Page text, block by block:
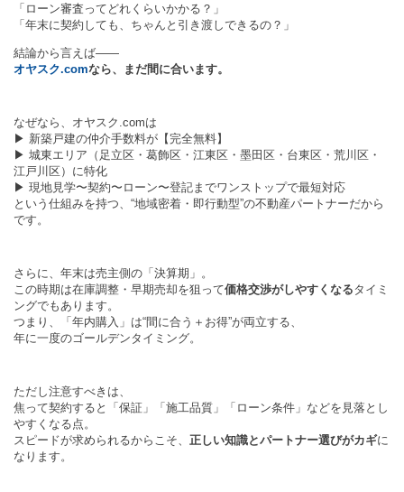
「ローン審査ってどれくらいかかる？」
「年末に契約しても、ちゃんと引き渡しできるの？」
結論から言えば——
オヤスク.comなら、まだ間に合います。
なぜなら、オヤスク.comは
▶ 新築戸建の仲介手数料が【完全無料】
▶ 城東エリア（足立区・葛飾区・江東区・墨田区・台東区・荒川区・
江戸川区）に特化
▶ 現地見学〜契約〜ローン〜登記までワンストップで最短対応
という仕組みを持つ、“地域密着・即行動型”の不動産パートナーだから
です。
さらに、年末は売主側の「決算期」。
この時期は在庫調整・早期売却を狙って価格交渉がしやすくなる タイミ
ングでもあります。
つまり、「年内購入」は“間に合う＋お得”が両立する、
年に一度のゴールデンタイミング。
ただし注意すべきは、
焦って契約すると「保証」「施工品質」「ローン条件」などを見落とし
やすくなる点。
スピードが求められるからこそ、 正しい知識とパートナー選びがカギに
なります。